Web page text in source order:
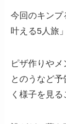
今回のキンプ
叶える5人旅
ピザ作りや
とのうなど
く様子を見る